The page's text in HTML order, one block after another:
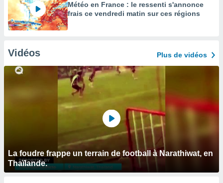
Météo en France : le ressenti s'annonce
frais ce vendredi matin sur ces régions
Vidéos Plus de vidéos
La foudre frappe un terrain de football à Narathiwat, en
Thaïlande.